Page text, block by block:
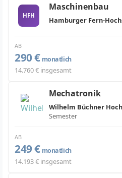
HFH
Maschinenbau
Hamburger Fern-
AB
290 € monatlich
14.760 € insgesamt
Mechatronik
Wilhelm Büchner
Semester
AB
249 € monatlich
14.193 € insgesamt